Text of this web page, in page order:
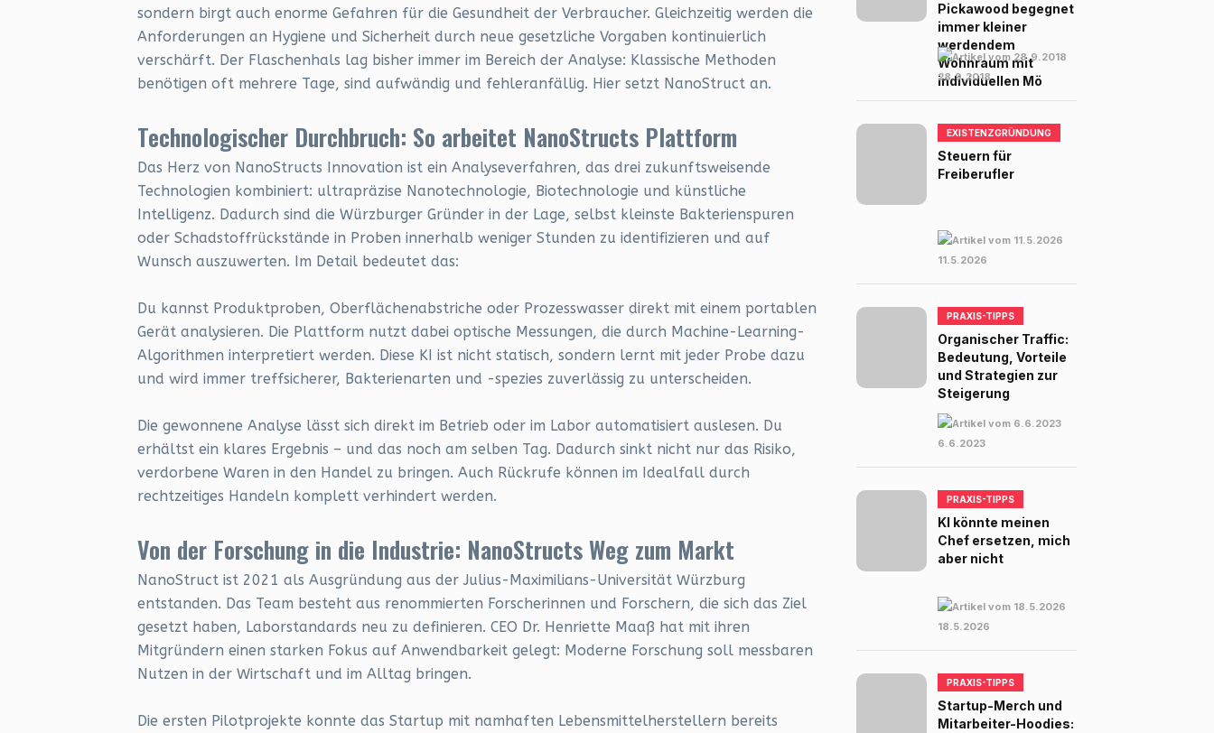
sondern birgt auch enorme Gefahren für die Gesundheit der Verbraucher. Gleichzeitig werden die
Anforderungen an Hygiene und Sicherheit durch neue gesetzliche Vorgaben kontinuierlich
verschärft. Der Flaschenhals lag bisher immer im Bereich der Analyse: Klassische Methoden
benötigen oft mehrere Tage, sind aufwändig und fehleranfällig. Hier setzt NanoStruct an.
Technologischer Durchbruch: So arbeitet NanoStructs Plattform
Das Herz von NanoStructs Innovation ist ein Analyseverfahren, das drei zukunftsweisende
Technologien kombiniert: ultrapräzise Nanotechnologie, Biotechnologie und künstliche
Intelligenz. Dadurch sind die Würzburger Gründer in der Lage, selbst kleinste Bakterienspuren
oder Schadstoffrückstände in Proben innerhalb weniger Stunden zu identifizieren und auf
Wunsch auszuwerten. Im Detail bedeutet das:
Du kannst Produktproben, Oberflächenabstriche oder Prozesswasser direkt mit einem portablen
Gerät analysieren. Die Plattform nutzt dabei optische Messungen, die durch Machine-Learning-
Algorithmen interpretiert werden. Diese KI ist nicht statisch, sondern lernt mit jeder Probe dazu
und wird immer treffsicherer, Bakterienarten und -spezies zuverlässig zu unterscheiden.
Die gewonnene Analyse lässt sich direkt im Betrieb oder im Labor automatisiert auslesen. Du
erhältst ein klares Ergebnis – und das noch am selben Tag. Dadurch sinkt nicht nur das Risiko,
verdorbene Waren in den Handel zu bringen. Auch Rückrufe können im Idealfall durch
rechtzeitiges Handeln komplett verhindert werden.
Von der Forschung in die Industrie: NanoStructs Weg zum Markt
NanoStruct ist 2021 als Ausgründung aus der Julius-Maximilians-Universität Würzburg
entstanden. Das Team besteht aus renommierten Forscherinnen und Forschern, die sich das Ziel
gesetzt haben, Laborstandards neu zu definieren. CEO Dr. Henriette Maaß hat mit ihren
Mitgründern einen starken Fokus auf Anwendbarkeit gelegt: Moderne Forschung soll messbaren
Nutzen in der Wirtschaft und im Alltag bringen.
Die ersten Pilotprojekte konnte das Startup mit namhaften Lebensmittelherstellern bereits
Pickawood begegnet
immer kleiner
werdendem
Wohnraum mit
individuellen Mö
28.9.2018
EXISTENZGRÜNDUNG
Steuern für
Freiberufler
11.5.2026
PRAXIS-TIPPS
Organischer Traffic:
Bedeutung, Vorteile
und Strategien zur
Steigerung
6.6.2023
PRAXIS-TIPPS
KI könnte meinen
Chef ersetzen, mich
aber nicht
18.5.2026
PRAXIS-TIPPS
Startup-Merch und
Mitarbeiter-Hoodies: